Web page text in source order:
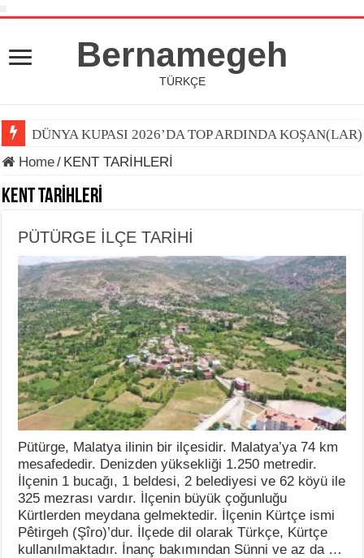
Bernamegeh
TÜRKÇE
DÜNYA KUPASI 2026’DA TOP ARDINDA
Home/ KENT TARİHLERİ
KENT TARİHLERİ
PÜTÜRGE İLÇE TARİHİ
Pütürge, Malatya ilinin bir ilçesidir. Malatya’ya 74 km
mesafededir. Denizden yüksekliği 1.250 metredir.
İlçenin 1 bucağı, 1 beldesi, 2 belediyesi ve 62 köyü ile
325 mezrası vardır. İlçenin büyük çoğunluğu
Kürtlerden meydana gelmektedir. İlçenin Kürtçe ismi
Pêtirgeh (Şîro)’dur. İlçede dil olarak Türkçe, Kürtçe
kullanılmaktadır. İnanç bakımından Sünni ve az da …